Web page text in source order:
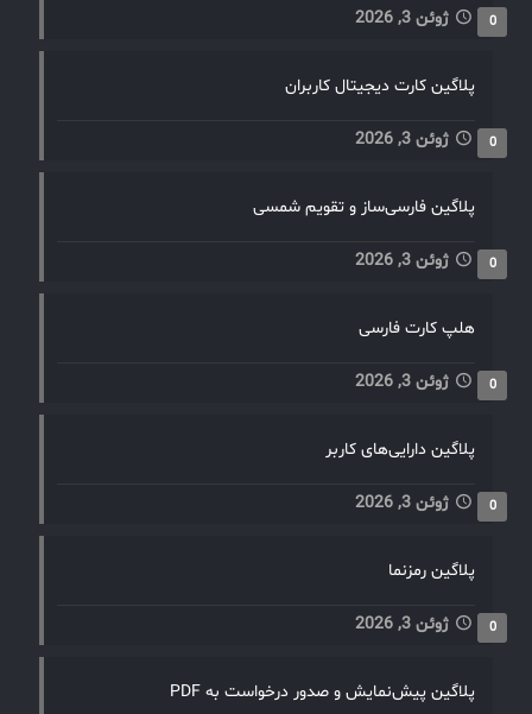
فرآیندها و خدمات.با استفاده از سرویس دسک و پیروی از
بهترین شیوه‌های ITIL، سازمان‌ها می‌توانند به مدیریت مؤثر
خدمات فناوری اطلاعات بپردازند، تجربه کاربری را بهبود
بخشند، و بهره‌وری کلی را افزایش دهند. این رویکرد باعث
می‌شود که سازمان‌ها بتوانند با چالش‌های فناوری اطلاعات
به‌طور مؤثرتر مقابله کنند و به اهداف تجاری خود دست یابند.
ژوئن 3, 2026 0
پلاگین کارت دیجیتال کاربران
ژوئن 3, 2026 0
پلاگین فارسی‌ساز و تقویم شمسی
ژوئن 3, 2026 0
هلپ کارت فارسی
ژوئن 3, 2026 0
پلاگین دارایی‌های کاربر
ژوئن 3, 2026 0
پلاگین رمزنما
ژوئن 3, 2026 0
پلاگین پیش‌نمایش و صدور درخواست به PDF